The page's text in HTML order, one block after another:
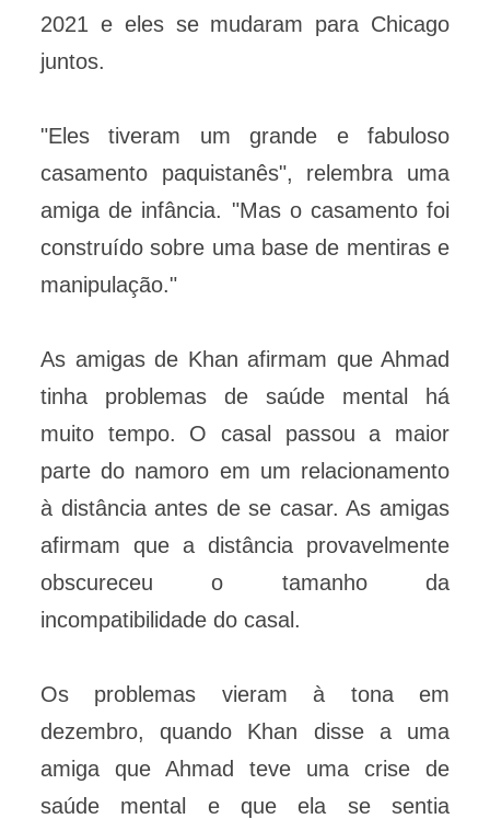
2021 e eles se mudaram para Chicago
juntos.
"Eles tiveram um grande e fabuloso
casamento paquistanês", relembra uma
amiga de infância. "Mas o casamento foi
construído sobre uma base de mentiras e
manipulação."
As amigas de Khan afirmam que Ahmad
tinha problemas de saúde mental há
muito tempo. O casal passou a maior
parte do namoro em um relacionamento
à distância antes de se casar. As amigas
afirmam que a distância provavelmente
obscureceu o tamanho da
incompatibilidade do casal.
Os problemas vieram à tona em
dezembro, quando Khan disse a uma
amiga que Ahmad teve uma crise de
saúde mental e que ela se sentia